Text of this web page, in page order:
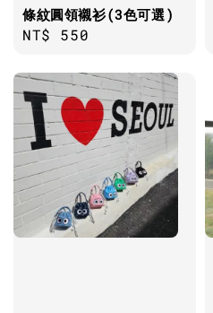
條紋圓領襯衫(3色可選)
Regular
NT$ 550